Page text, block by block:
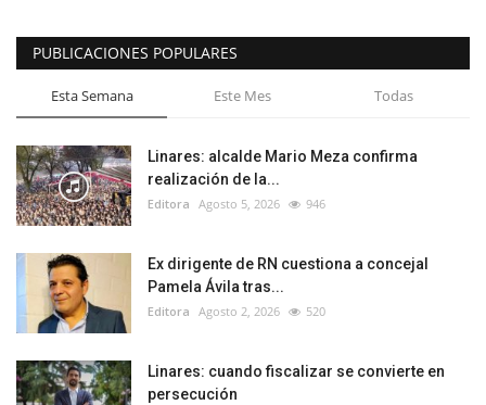
PUBLICACIONES POPULARES
Esta Semana Este Mes Todas
Linares: alcalde Mario Meza confirma
realización de la...
Editora Agosto 5, 2026 946
Ex dirigente de RN cuestiona a concejal
Pamela Ávila tras...
Editora Agosto 2, 2026 520
Linares: cuando fiscalizar se convierte en
persecución